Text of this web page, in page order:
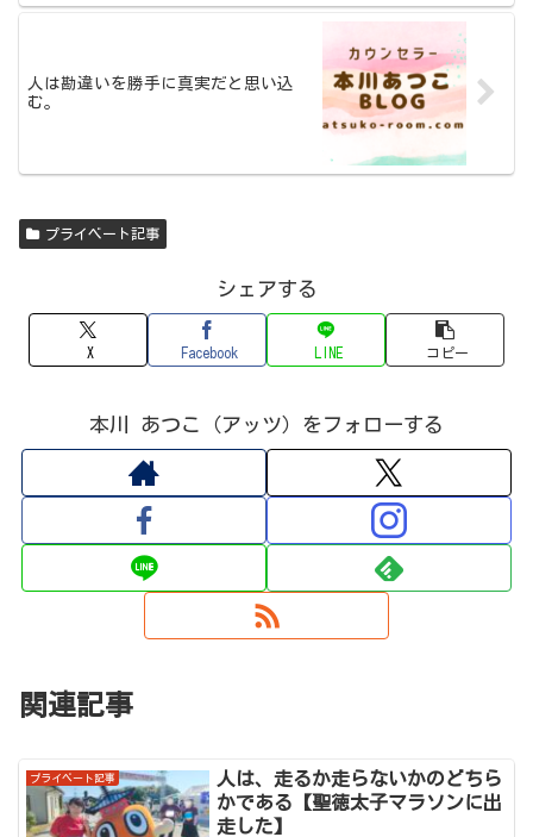
人は勘違いを勝手に真実だと思い込
む。
プライベート記事
シェアする
X Facebook LINE コピー
本川 あつこ（アッツ）をフォローする
関連記事
プライベート記事
人は、走るか走らないかのどちら
かである【聖徳太子マラソンに出
走した】